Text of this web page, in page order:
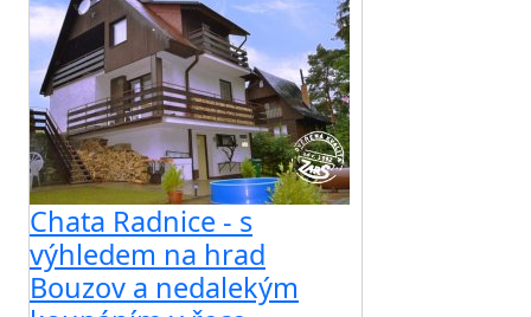
Chata Radnice - s
výhledem na hrad
Bouzov a nedalekým